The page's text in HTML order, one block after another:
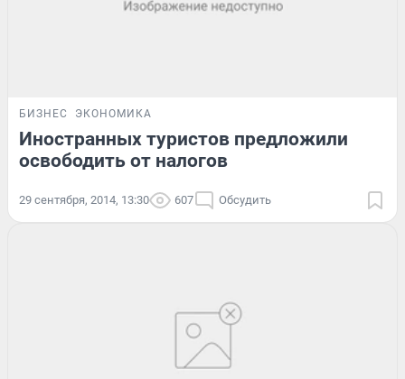
БИЗНЕС ЭКОНОМИКА
Иностранных туристов предложили
освободить от налогов
29 сентября, 2014, 13:30 607 Обсудить